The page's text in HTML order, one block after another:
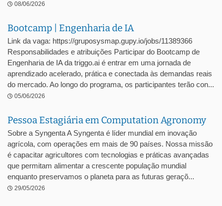
08/06/2026
Bootcamp | Engenharia de IA
Link da vaga: https://gruposysmap.gupy.io/jobs/11389366
Responsabilidades e atribuições Participar do Bootcamp de
Engenharia de IA da triggo.ai é entrar em uma jornada de
aprendizado acelerado, prática e conectada às demandas reais
do mercado. Ao longo do programa, os participantes terão con...
05/06/2026
Pessoa Estagiária em Computation Agronomy
Sobre a Syngenta A Syngenta é líder mundial em inovação
agrícola, com operações em mais de 90 países. Nossa missão
é capacitar agricultores com tecnologias e práticas avançadas
que permitam alimentar a crescente população mundial
enquanto preservamos o planeta para as futuras geraçõ...
29/05/2026